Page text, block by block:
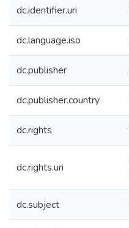
dc.identifier.uri
dc.language.iso
dc.publisher
dc.publisher.country
dc.rights
dc.rights.uri
dc.subject